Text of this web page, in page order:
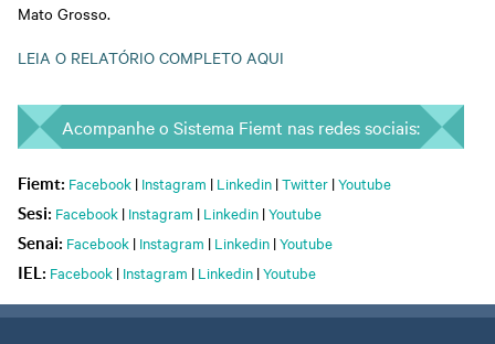
Mato Grosso.
LEIA O RELATÓRIO COMPLETO AQUI
Acompanhe o Sistema Fiemt nas redes sociais:
Fiemt: Facebook | Instagram | Linkedin |Twitter |Youtube
Sesi: Facebook | Instagram | Linkedin |Youtube
Senai: Facebook | Instagram | Linkedin |Youtube
IEL: Facebook | Instagram | Linkedin |Youtube